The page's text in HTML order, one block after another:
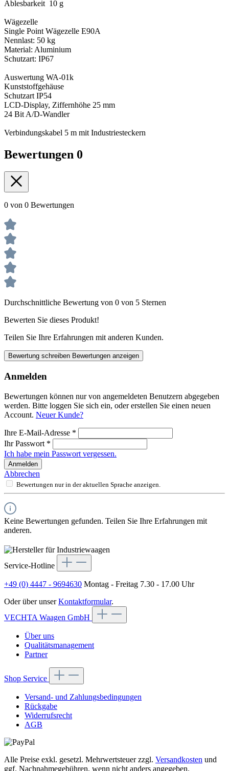
Ablesbarkeit 10 g
Wägezelle
Single Point Wägezelle E90A
Nennlast: 50 kg
Material: Aluminium
Schutzart: IP67
Auswertung WA-01k
Kunststoffgehäuse
Schutzart IP54
LCD-Display, Ziffernhöhe 25 mm
24 Bit A/D-Wandler
Verbindungskabel 5 m mit Industriesteckern
Bewertungen 0
0 von 0 Bewertungen
Durchschnittliche Bewertung von 0 von 5 Sternen
Bewerten Sie dieses Produkt!
Teilen Sie Ihre Erfahrungen mit anderen Kunden.
Bewertung schreiben Bewertungen anzeigen
Anmelden
Bewertungen können nur von angemeldeten Benutzern abgegeben
werden. Bitte loggen Sie sich ein, oder erstellen Sie einen neuen
Account. Neuer Kunde?
Ihre E-Mail-Adresse *
Ihr Passwort *
Ich habe mein Passwort vergessen.
Anmelden
Abbrechen
Bewertungen nur in der aktuellen Sprache anzeigen.
Keine Bewertungen gefunden. Teilen Sie Ihre Erfahrungen mit
anderen.
Service-Hotline
+49 (0) 4447 - 9694630 Montag - Freitag 7.30 - 17.00 Uhr
Oder über unserKontaktformular.
VECHTA Waagen GmbH
Über uns
Qualitätsmanagement
Partner
Shop Service
Versand- und Zahlungsbedingungen
Rückgabe
Widerrufsrecht
AGB
Alle Preise exkl. gesetzl. Mehrwertsteuer zzgl. Versandkosten und
ggf. Nachnahmegebühren, wenn nicht anders angegeben.